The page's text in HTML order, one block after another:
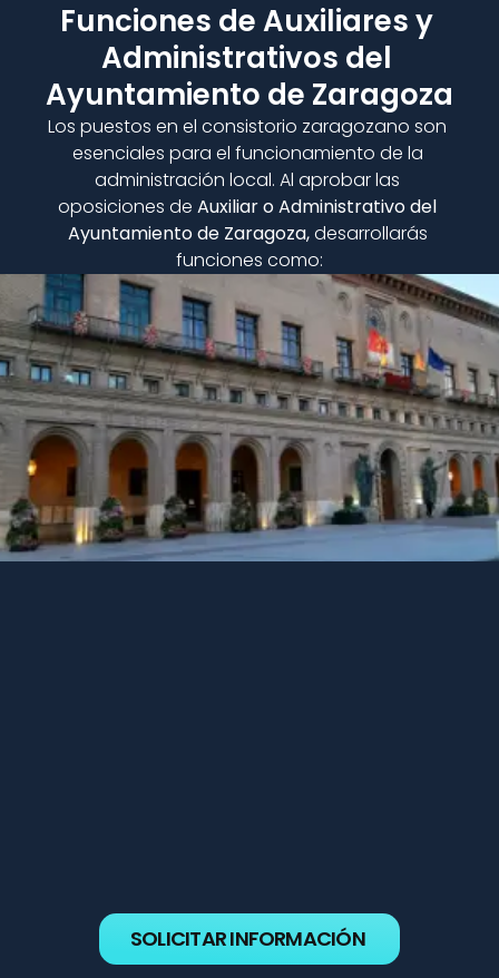
Funciones de Auxiliares y
Administrativos del
Ayuntamiento de Zaragoza
Los puestos en el consistorio zaragozano son
esenciales para el funcionamiento de la
administración local. Al aprobar las
oposiciones de Auxiliar o Administrativo del
Ayuntamiento de Zaragoza, desarrollarás
funciones como:
SOLICITAR INFORMACIÓN